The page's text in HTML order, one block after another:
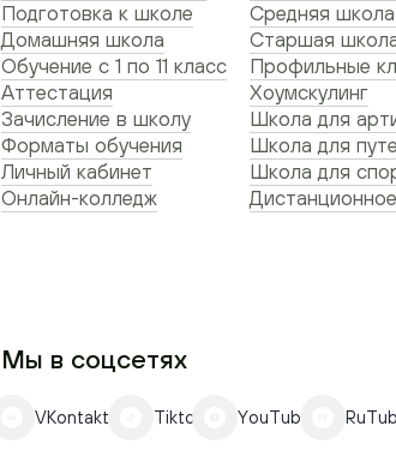
Подготовка к школе
Домашняя школа
Обучение с 1 по 11 класс
Аттестация
Зачисление в школу
Форматы обучения
Личный кабинет
Онлайн-колледж
Средняя
Старшая школа
Профильные
Хоумскулинг
Школа для
Школа для
Школа для
Мы в соцсетях
VKontakte Tiktok YouTube